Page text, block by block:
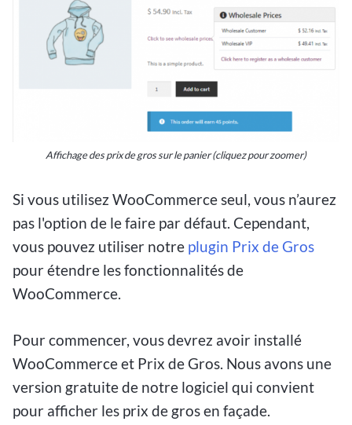
Affichage des prix de gros sur le panier (cliquez pour zoomer)
Si vous utilisez WooCommerce seul, vous n’aurez
pas l'option de le faire par défaut. Cependant,
vous pouvez utiliser notre plugin Prix de Gros
pour étendre les fonctionnalités de
WooCommerce.
Pour commencer, vous devrez avoir installé
WooCommerce et Prix de Gros. Nous avons une
version gratuite de notre logiciel qui convient
pour afficher les prix de gros en façade.